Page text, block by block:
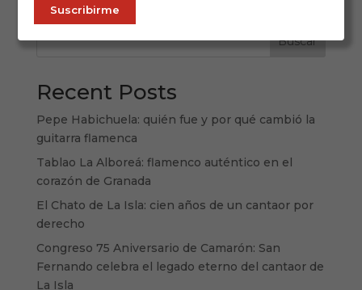
Buscar
Recent Posts
Pepe Habichuela: quién fue y por qué cambió la
guitarra flamenca
Tablao La Alboreá: flamenco auténtico en el
corazón de Granada
El Chato de La Isla: cien años de un cantaor por
derecho
Congreso 75 Aniversario de Camarón: San
Fernando celebra el legado eterno del cantaor de
La Isla